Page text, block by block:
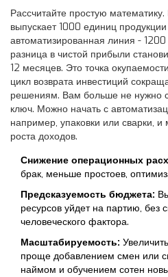
Рассчитайте простую
выпускает 1000 единиц
автоматизированная линия -
разница в чистой прибыли
12 месяцев. Это точка
цикл возврата инвестиций
решениям. Вам больше не нужно
ключ. Можно начать с
например, упаковки или сварки,
роста доходов.
Снижение операционных
брак, меньше простоев,
Предсказуемость бюджета:
ресурсов уйдет на партию, без
человеческого фактора.
Масштабируемость:
проще добавлением смен или
наймом и обучением сотен